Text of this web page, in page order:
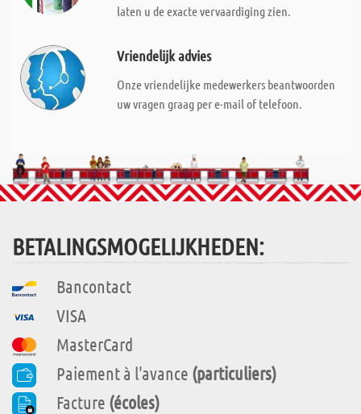
laten u de exacte vervaardiging zien.
Vriendelijk advies
Onze vriendelijke medewerkers beantwoorden
uw vragen graag per e-mail of telefoon.
BETALINGSMOGELIJKHEDEN:
Bancontact
VISA
MasterCard
Paiement à l'avance (particuliers)
Facture (écoles)